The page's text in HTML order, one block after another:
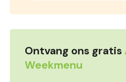
Ontvang ons gratis
Weekmenu